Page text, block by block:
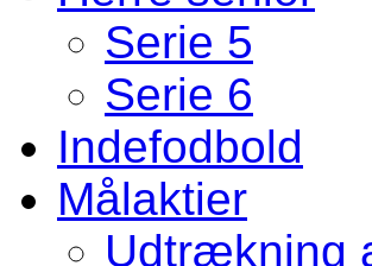
Serie 5
Serie 6
Indefodbold
Målaktier
Udtrækning